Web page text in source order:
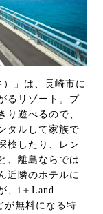
）」は、長崎市に
るリゾート。プ
り遊べるので、
タルして家族で
検したり、レン
、離島ならでは
近隣のホテルに
、i＋Land
が無料になる特